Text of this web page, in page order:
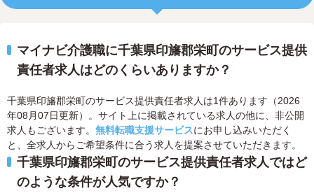
マイナビ介護職に千葉県印旛郡栄町のサービス提供
責任者求人はどのくらいありますか？
千葉県印旛郡栄町のサービス提供責任者求人は1件あります（2026
年08月07日更新）。サイト上に掲載されている求人の他に、非公開
求人もございます。 無料転職支援サービスにお申し込みいただく
と、全求人からご希望条件に合う求人を提案させていただきます。
千葉県印旛郡栄町のサービス提供責任者求人ではど
のような条件が人気ですか？